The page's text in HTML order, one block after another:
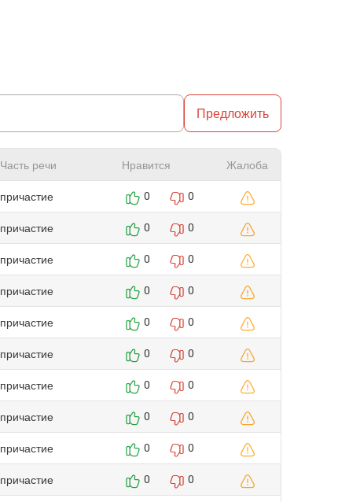
Предложить
Часть речи Нравится Жалоба
причастие 0 0
причастие 0 0
причастие 0 0
причастие 0 0
причастие 0 0
причастие 0 0
причастие 0 0
причастие 0 0
причастие 0 0
причастие 0 0